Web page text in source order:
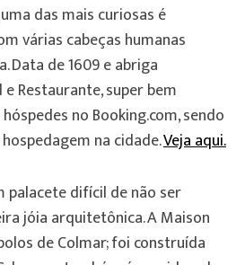
das mais curiosas é
várias cabeças humanas
Data de 1609 e abriga
Restaurante, super bem
no Booking.com, sendo
na cidade.Veja aqui.
palacete difícil de não ser
jóia arquitetônica. A Maison
de Colmar; foi construída